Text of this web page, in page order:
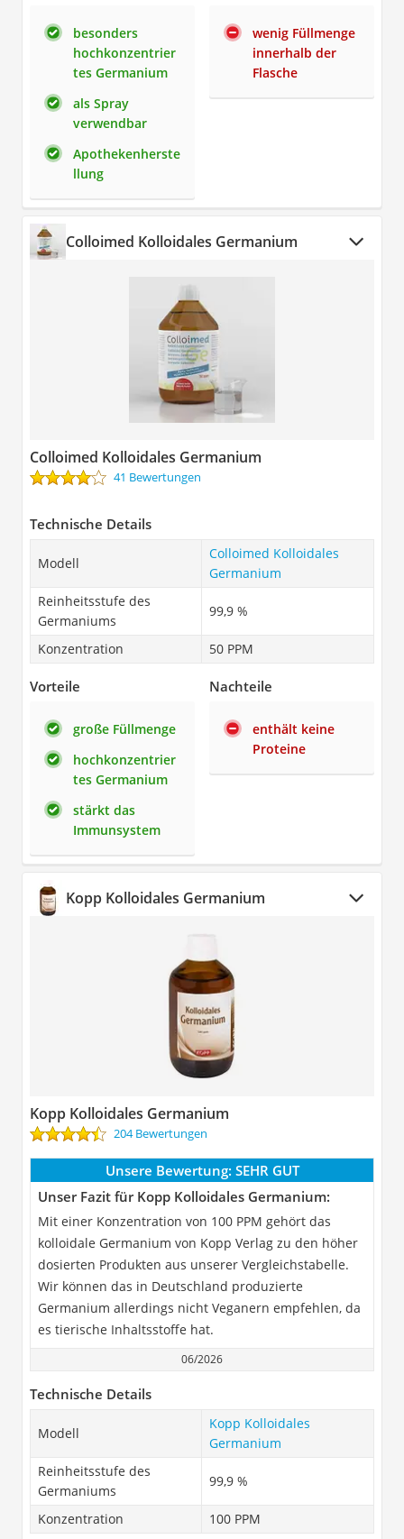
besonders
hochkonzentrier
tes Germanium
als Spray
verwendbar
Apothekenherste
llung
wenig Füllmenge
innerhalb der
Flasche
Colloimed Kolloidales Germanium
Colloimed Kolloidales Germanium
41 Bewertungen
Technische Details
Modell
Colloimed Kolloidales
Germanium
Reinheitsstufe des
Germaniums
99,9 %
Konzentration 50 PPM
Vorteile
große Füllmenge
hochkonzentrier
tes Germanium
stärkt das
Immunsystem
Nachteile
enthält keine
Proteine
Kopp Kolloidales Germanium
Kopp Kolloidales Germanium
204 Bewertungen
Unsere Bewertung: SEHR GUT
Unser Fazit für Kopp Kolloidales Germanium:
Mit einer Konzentration von 100 PPM gehört das
kolloidale Germanium von Kopp Verlag zu den höher
dosierten Produkten aus unserer Vergleichstabelle.
Wir können das in Deutschland produzierte
Germanium allerdings nicht Veganern empfehlen, da
es tierische Inhaltsstoffe hat.
06/2026
Technische Details
Modell
Kopp Kolloidales
Germanium
Reinheitsstufe des
Germaniums
99,9 %
Konzentration 100 PPM